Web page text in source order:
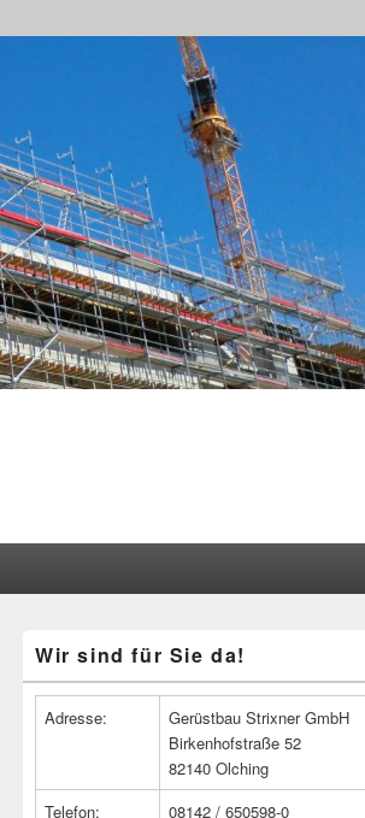
Seitenleisten
Widget-
Wir sind für Sie da!
Adresse:
Gerüstbau Strixner GmbH
Birkenhofstraße 52
82140 Olching
Telefon:
08142 / 650598-0